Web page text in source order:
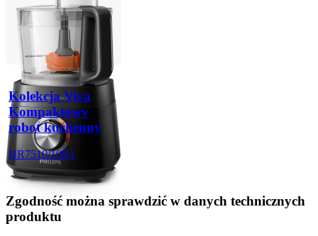
Kolekcja Viva
Kompaktowy
robot kuchenny
HR7510/10R1
Zgodność można sprawdzić w danych technicznych
produktu